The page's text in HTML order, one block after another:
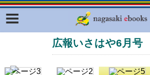
フリーワード
広報いさはや6月号
Facebook
ふくいろキラリプロジェクト
ラリー（TOKYO Brochures）